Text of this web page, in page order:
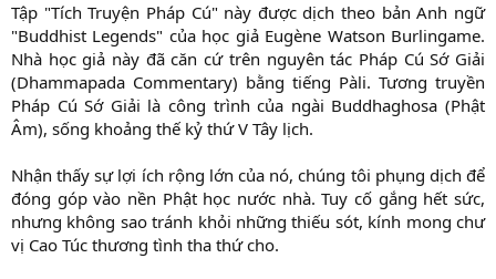
Tập "Tích Truyện Pháp Cú" này được dịch theo bản Anh ngữ
"Buddhist Legends" của học giả Eugène Watson Burlingame.
Nhà học giả này đã căn cứ trên nguyên tác Pháp Cú Sớ Giải
(Dhammapada Commentary) bằng tiếng Pàli. Tương truyền
Pháp Cú Sớ Giải là công trình của ngài Buddhaghosa (Phật
Âm), sống khoảng thế kỷ thứ V Tây lịch.
Nhận thấy sự lợi ích rộng lớn của nó, chúng tôi phụng dịch để
đóng góp vào nền Phật học nước nhà. Tuy cố gắng hết sức,
nhưng không sao tránh khỏi những thiếu sót, kính mong chư
vị Cao Túc thương tình tha thứ cho.